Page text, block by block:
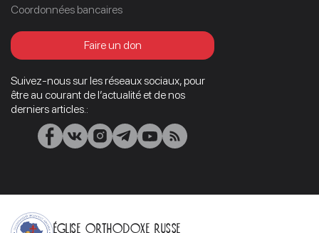
Coordonnées bancaires
Faire un don
Suivez-nous sur les réseaux sociaux, pour
être au courant de l’actualité et de nos
derniers articles.:
Église orthodoxe russe